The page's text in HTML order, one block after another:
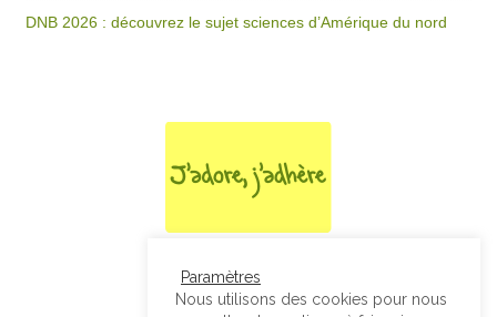
DNB 2026 : découvrez le sujet sciences d’Amérique du nord
Paramètres
Nous utilisons des cookies pour nous